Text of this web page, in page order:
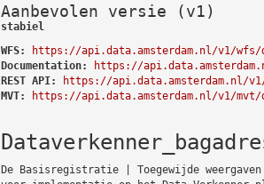
Aanbevolen versie (v1)
stabiel
WFS:
https://api.data.amsterdam.nl/v1/wfs/
Documentation:
https://
REST API:
https://api.data.amsterdam.nl/
MVT:
https://api.data.amsterdam.nl/v1/mvt/
De Basisregistratie | Toegewijde